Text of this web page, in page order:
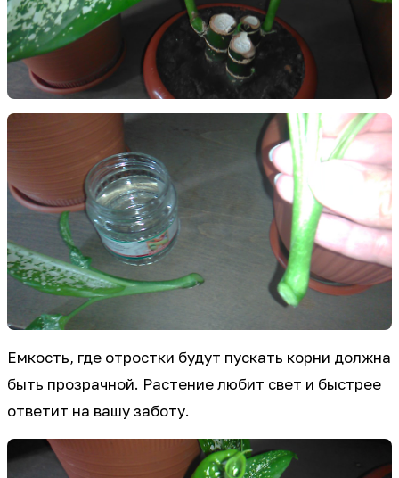
Емкость, где отростки будут пускать корни должна
быть прозрачной. Растение любит свет и быстрее
ответит на вашу заботу.